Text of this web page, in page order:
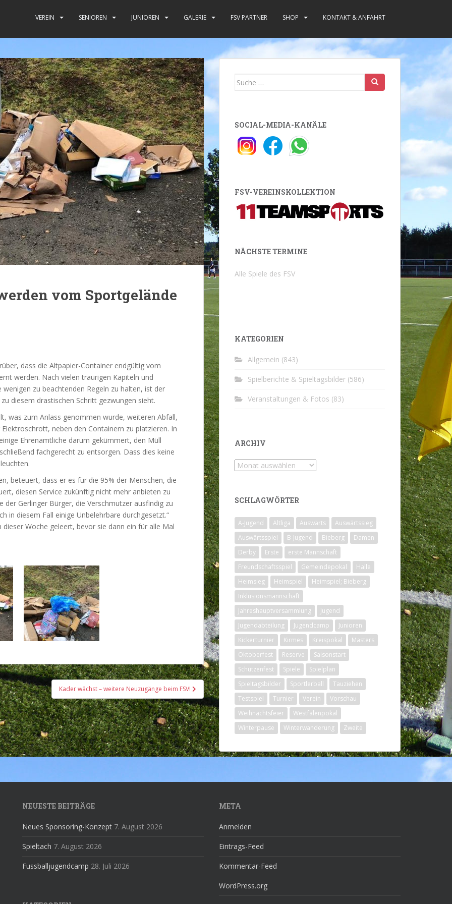
VEREIN SENIOREN JUNIOREN GALERIE FSV PARTNER SHOP KONTAKT & ANFAHRT
vom Sportgelände
dass die Altpapier-Container endgültig vom
werden. Nach vielen traurigen Kapiteln und
zu beachtenden Regeln zu halten, ist der
diesem drastischen Schritt gezwungen sieht.
was zum Anlass genommen wurde, weiteren Abfall,
neben den Containern zu platzieren. In
Ehrenamtliche darum gekümmert, den Müll
fachgerecht zu entsorgen. Dass dies keine
beteuert, dass er es für die 95% der Menschen, die
diesen Service zukünftig nicht mehr anbieten zu
Gerlinger Bürger, die Verschmutzer ausfindig zu
in diesem Fall einige Unbelehrbare durchgesetzt.“
Woche geleert, bevor sie dann ein für alle Mal
Kader wächst – weitere Neuzugänge beim FSV!
Suche
SOCIAL-MEDIA-KANÄLE
FSV-VEREINSKOLLEKTION
NÄCHSTE TERMINE
Alle Spiele des FSV
KATEGORIEN
Allgemein (843)
Spielberichte & Spieltagsbilder (586)
Veranstaltungen & Fotos (83)
ARCHIV
Archiv
SCHLAGWÖRTER
A-Jugend Altliga Auswärts
Auswärtssieg
Auswärtsspiel
B-Jugend Bieberg
Damen
Derby
Erste
erste Mannschaft
Freundschaftsspiel
Gemeindepokal
Halle
Heimsieg
Heimspiel
Heimspiel; Bieberg
Inklusionsmannschaft
Jahreshauptversammlung
Jugend
Jugendabteilung
Jugendcamp
Junioren
Kickerturnier
Kirmes Kreispokal
Masters
Oktoberfest
Reserve
Saisonstart
Schützenfest
Spiele
Spielplan
Spieltagsbilder
Sportlerball
Tauziehen
Testspiel
Turnier Verein
Vorschau
Weihnachtsfeier
Westfalenpokal
Winterpause
Winterwanderung Zweite
NEUESTE BEITRÄGE
Neues Sponsoring-Konzept 7. August 2026
Spieltach 7. August 2026
Fussballjugendcamp 28. Juli 2026
META
Anmelden
Eintrags-Feed
Kommentar-Feed
WordPress.org